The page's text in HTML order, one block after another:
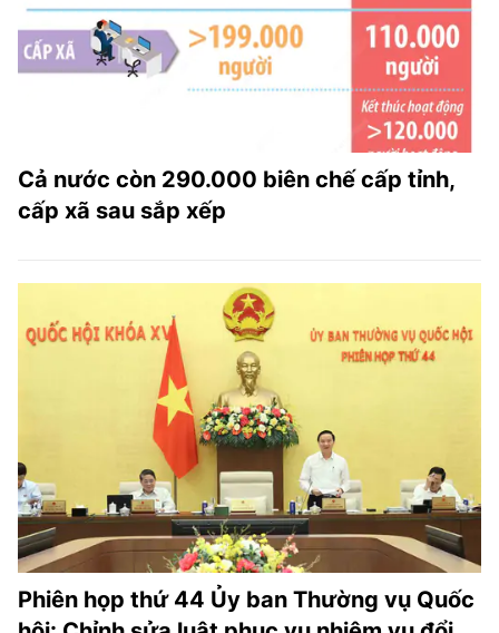
Cả nước còn 290.000 biên chế cấp tỉnh,
cấp xã sau sắp xếp
Phiên họp thứ 44 Ủy ban Thường vụ Quốc